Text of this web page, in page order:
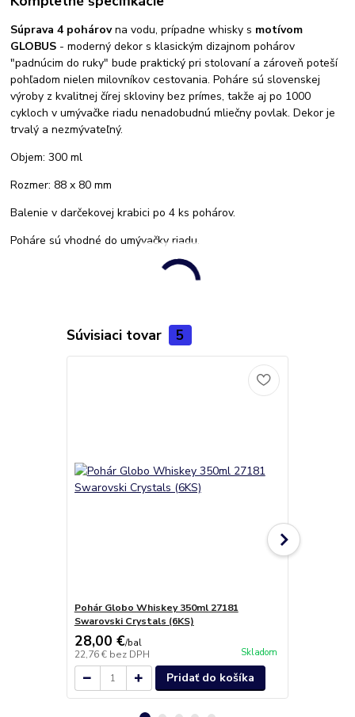
Súprava 4 pohárovna vodu, prípadne whisky s motívom
GLOBUS - moderný dekor s klasickým dizajnom pohárov
"padnúcim do ruky" bude praktický pri stolovaní a zároveň poteší
pohľadom nielen milovníkov cestovania. Poháre sú slovenskej
výroby z kvalitnej čírej skloviny bez prímes, takže aj po 1000
cykloch v umývačke riadu nenadobudnú mliečny povlak. Dekor je
trvalý a nezmývateľný.
Objem: 300 ml
Rozmer: 88 x 80 mm
Balenie v darčekovej krabici po 4 ks pohárov.
Poháre sú vhodné do umývačky riadu.
Súvisiaci tovar 5
Pohár Globo Whiskey 350ml 27181
Swarovski Crystals (6KS)
28,00 €/bal
22,76 € bez DPH Skladom
Pridať do košíka